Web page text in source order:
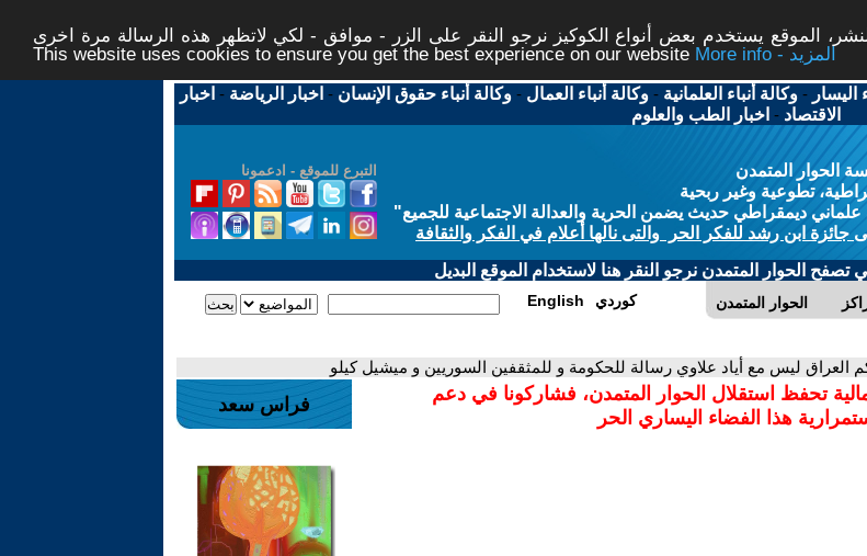
الموقع يستخدم بعض أنواع الكوكيز نرجو النقر على الزر - موافق - لكي لاتظهر هذه الرسالة مرة اخرى -
This website uses cookies to ensure you get the best experience on our website
More info - المزيد
اليسار -وكالة أنباء العلمانية -وكالة أنباء العمال -وكالة أنباء حقوق الإنسان - اخبار الرياضة - اخبار
الاقتصاد - اخبار الطب والعلوم
التبرع للموقع - ادعمونا
الحوار المتمدن
تطوعية وغير ربحية
ديمقراطي حديث يضمن الحرية والعدالة الاجتماعية للجميع"
جائزة ابن رشد للفكر الحر والتى نالها أعلام في الفكر والثقافة
تصفح الحوار المتمدن نرجو النقر هنا لاستخدام الموقع البديل
الحوار المتمدن English كوردي
العراق ليس مع أياد علاوي رسالة للحكومة و للمثقفين السوريين و ميشيل كيلو
تحفظ استقلال الحوار المتمدن، فشاركونا في دعم
هذا الفضاء اليساري الحر
فراس سعد